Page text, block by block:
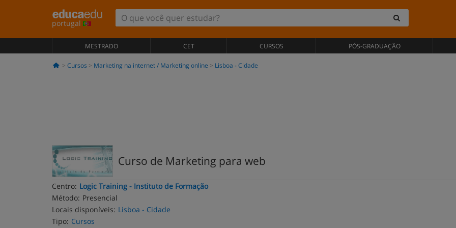
portugal
MESTRADO CET CURSOS PÓS-GRADUAÇÃO
Cursos Marketing na internet / Marketing online Lisboa - Cidade
Curso de Marketing para web
Centro: Logic Training - Instituto de Formação
Método: Presencial
Locais disponíveis: Lisboa - Cidade
Tipo: Cursos